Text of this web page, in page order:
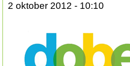
2 oktober 2012 - 10:10